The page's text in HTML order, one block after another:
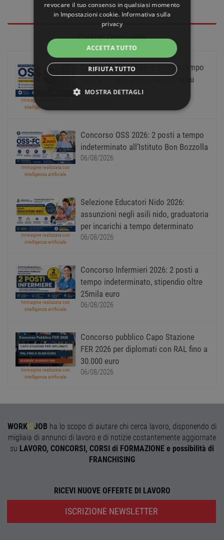
Concorsi Pubblici
Corsi di Formazione
Immagine realizzata con
intelligenza artificiale
Concorso OSS 2026: 6 posti a tempo
indeterminato, domande online su
InPA
Immagine realizzata con
intelligenza artificiale
Concorso OSS 2026: 2 posti a tempo
indeterminato all’Istituto Bon Bozzolla
06/08/2026
Immagine realizzata con
intelligenza artificiale
Selezione Educatori Nido 2026:
assunzioni negli asili nido, graduatoria
per incarichi a tempo determinato
06/08/2026
Immagine realizzata con
intelligenza artificiale
Concorso Infermieri 2026: 2 posti a
tempo indeterminato, stipendio oltre
25mila euro
06/08/2026
Immagine realizzata con
intelligenza artificiale
Concorso pubblico Capo Stazione
FER 2026 per diplomati con RAL fino a
30.000 euro
06/08/2026
WORKISJOB ha lo scopo di aiutare chi cerca lavoro, disponendo di
migliaia di annunci di lavoro e di notizie costantemente aggiornate
su LAVORO, CONCORSI, CORSI di FORMAZIONE e possibilità di
FRANCHISING
RICEVI NUOVE OFFERTE DI LAVORO
ISCRIZIONE NEWSLETTER
revocare il tuo consenso in qualsiasi momento
in Impostazioni cookie. Informativa sulla
privacy
ACCETTA TUTTO
RIFIUTA TUTTO
MOSTRA DETTAGLI
PERFORMANCE
TARGETING
NON CLASSIFICATI
Targeting
Funzionalità
Non classificati
I cookie strettamente necessari consentono le
funzionalità principali del sito web come
senza i cookie strettamente necessari.
Nome
Provider/Dominio Scadenza
PHPSESSID
PHP.net